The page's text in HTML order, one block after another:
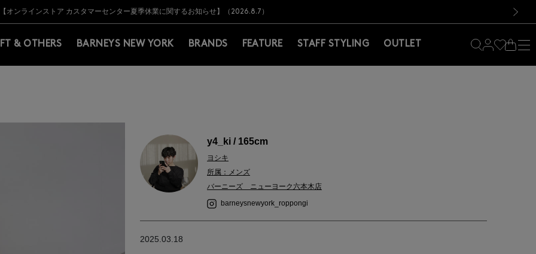
BARNEYS＞会員のお客様は11,000円（税込）以上のお買上げで常時送料無料！お買い物の際は会員登録を！
【夏季休業に伴う出荷一時停止のお知らせ】(2026.8.7)
【オンラインストア カスタマーセンター夏季休業に関するお知らせ】（2026.8.7）
【夏季休業に伴う返品・交換承り一時停止のお知らせ】（2026.8.5）
熊本県を中心とした地震の影響によるお荷物のお届けについて
【開催中】SUMMER SALEのご案内・ご注意事項
BARNEYS＞会員のお客様は11,000円（税込）以上のお買上げで常時送料無料！お買い物の際は会員登録を！
【夏季休業に伴う出荷一時停止のお知らせ】(2026.8.7)
& OTHERS BARNEYS NEW YORK BRANDS FEATURE STAFF STYLING OUTLET
y4_ki / 165cm
ヨシキ
所属：メンズ
バーニーズ ニューヨーク六本木店
barneysnewyork_roppongi
2025.03.18